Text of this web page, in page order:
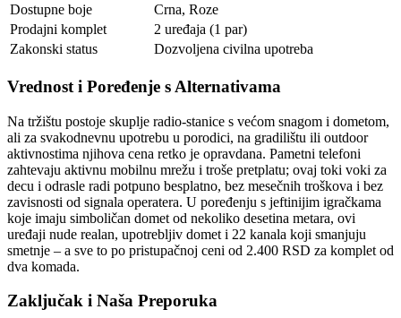
Dostupne boje
Crna, Roze
Prodajni komplet
2 uređaja (1 par)
Zakonski status
Dozvoljena civilna upotreba
Vrednost i Poređenje s Alternativama
Na tržištu postoje skuplje radio-stanice s većom snagom i dometom,
ali za svakodnevnu upotrebu u porodici, na gradilištu ili outdoor
aktivnostima njihova cena retko je opravdana. Pametni telefoni
zahtevaju aktivnu mobilnu mrežu i troše pretplatu; ovaj toki voki za
decu i odrasle radi potpuno besplatno, bez mesečnih troškova i bez
zavisnosti od signala operatera. U poređenju s jeftinijim igračkama
koje imaju simboličan domet od nekoliko desetina metara, ovi
uređaji nude realan, upotrebljiv domet i 22 kanala koji smanjuju
smetnje – a sve to po pristupačnoj ceni od 2.400 RSD za komplet od
dva komada.
Zaključak i Naša Preporuka